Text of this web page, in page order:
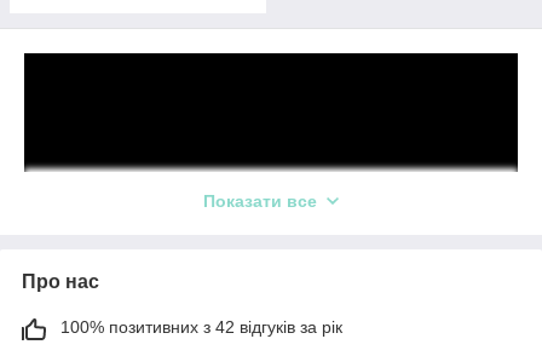
Показати все
Про нас
100% позитивних з 42 відгуків за рік